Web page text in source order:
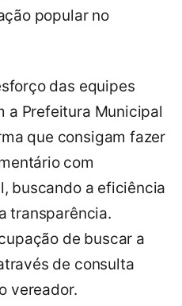
popular no
das equipes
a Prefeitura Municipal
que consigam fazer
com
buscando a eficiência
transparência.
de buscar a
de consulta
vereador.